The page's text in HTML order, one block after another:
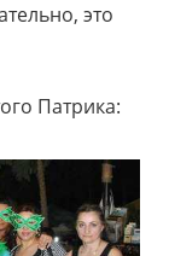
это
Патрика: